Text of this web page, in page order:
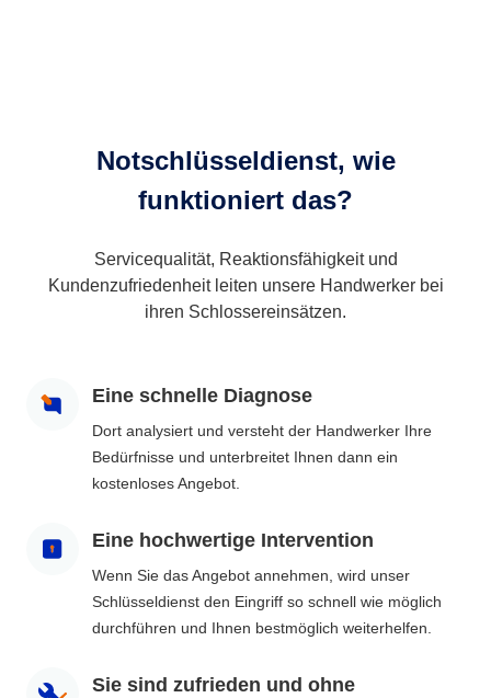
Notschlüsseldienst, wie
funktioniert das?
Servicequalität, Reaktionsfähigkeit und
Kundenzufriedenheit leiten unsere Handwerker bei
ihren Schlossereinsätzen.
Eine schnelle Diagnose
Dort analysiert und versteht der Handwerker Ihre
Bedürfnisse und unterbreitet Ihnen dann ein
kostenloses Angebot.
Eine hochwertige Intervention
Wenn Sie das Angebot annehmen, wird unser
Schlüsseldienst den Eingriff so schnell wie möglich
durchführen und Ihnen bestmöglich weiterhelfen.
Sie sind zufrieden und ohne